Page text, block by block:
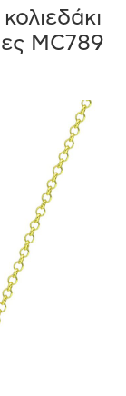
MC789